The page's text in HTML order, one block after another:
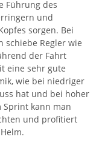
Führung des
und
sorgen. Bei
schiebe Regler wie
der Fahrt
eine sehr gute
wie bei niedriger
hat und bei hoher
kann man
und profitiert